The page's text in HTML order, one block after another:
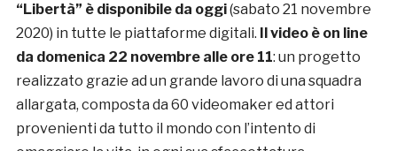
“Libertà” è disponibile da oggi(sabato 21 novembre
2020) in tutte le piattaforme digitali.
Il video è on line
da domenica 22 novembre alle ore 11: un progetto
realizzato grazie ad un grande lavoro di una squadra
allargata, composta da 60 videomaker ed attori
provenienti da tutto il mondo con l’intento di